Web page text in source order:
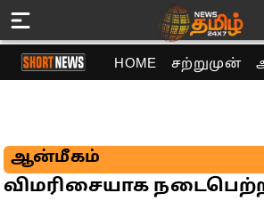
HOME சற்றுமுன்
ஆன்மீகம்
விமரிசையாக